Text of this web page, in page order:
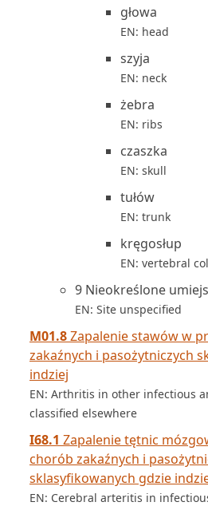
głowa
EN: head
szyja
EN: neck
żebra
EN: ribs
czaszka
EN: skull
tułów
EN: trunk
kręgosłup
EN: vertebral
9 Nieokreślone
EN: Site unspecified
M01.8Zapalenie stawów w
zakaźnych i pasożytniczych
indziej
EN: Arthritis in other infectious
classified elsewhere
I68.1 Zapalenie tętnic
chorób zakaźnych i
sklasyfikowanych gdzie
EN: Cerebral arteritis in